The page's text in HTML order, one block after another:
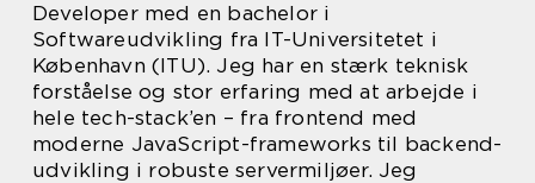
Developer med en bachelor i
Softwareudvikling fra IT-Universitetet i
København (ITU). Jeg har en stærk teknisk
forståelse og stor erfaring med at arbejde i
hele tech-stack’en – fra frontend med
moderne JavaScript-frameworks til backend-
udvikling i robuste servermiljøer. Jeg